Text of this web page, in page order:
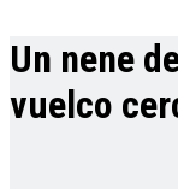
Un nene
vuelco